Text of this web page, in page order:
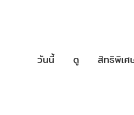
วันนี้ ดู สิทธิพิเศ